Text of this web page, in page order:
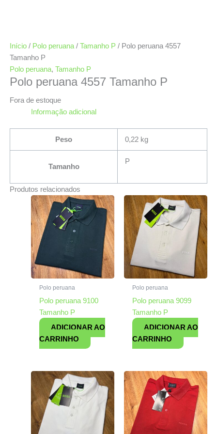
Início / Polo peruana / Tamanho P / Polo peruana 4557
Tamanho P
Polo peruana, Tamanho P
Polo peruana 4557 Tamanho P
Fora de estoque
Informação adicional
Peso 0,22 kg
Tamanho
P
Produtos relacionados
Polo peruana
Polo peruana 9100
Tamanho P
ADICIONAR AO
CARRINHO
Polo peruana
Polo peruana 9099
Tamanho P
ADICIONAR AO
CARRINHO